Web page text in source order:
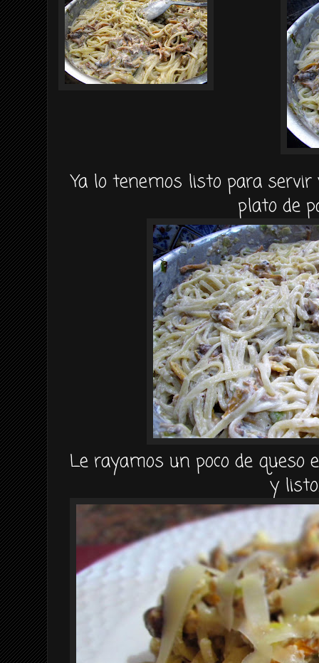
Ya lo tenemos listo para
plato de
Le rayamos un poco de queso
y